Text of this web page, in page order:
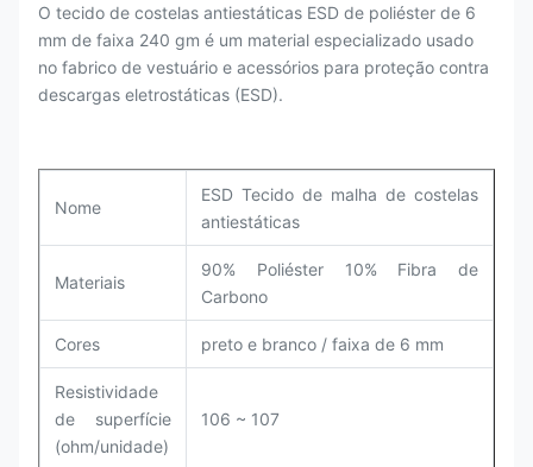
O tecido de costelas antiestáticas ESD de poliéster de 6
mm de faixa 240 gm é um material especializado usado
no fabrico de vestuário e acessórios para proteção contra
descargas eletrostáticas (ESD).
Nome
ESD Tecido de malha de costelas
antiestáticas
Materiais
90% Poliéster 10% Fibra de
Carbono
Cores preto e branco / faixa de 6 mm
Resistividade
de superfície
(ohm/unidade)
106 ~ 107